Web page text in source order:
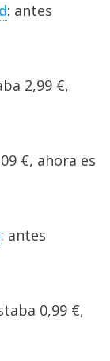
: antes
2,99 €,
€, ahora es
: antes
0,99 €,